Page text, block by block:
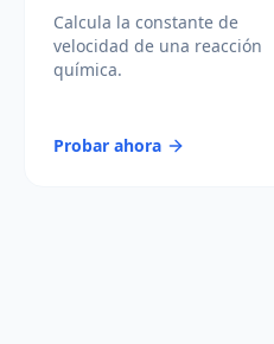
Calcula la constante de
velocidad de una reacción
química.
Probar ahora